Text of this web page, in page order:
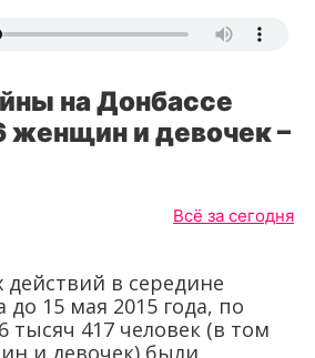
на Донбассе
женщин и девочек –
Всё за сегодня
действий в середине
до 15 мая 2015 года, по
417 человек (в том
и девочек) были